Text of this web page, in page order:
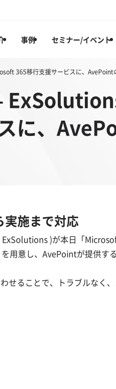
事例 セミナー/イベント
365移行支援サービスに、AvePoint
に、
施まで対応
)が本日「
用意し、AvePointが提供
ることで、トラブルなく